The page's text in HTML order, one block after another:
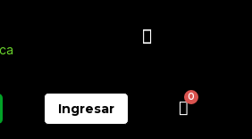
Menú
Ingresar
0